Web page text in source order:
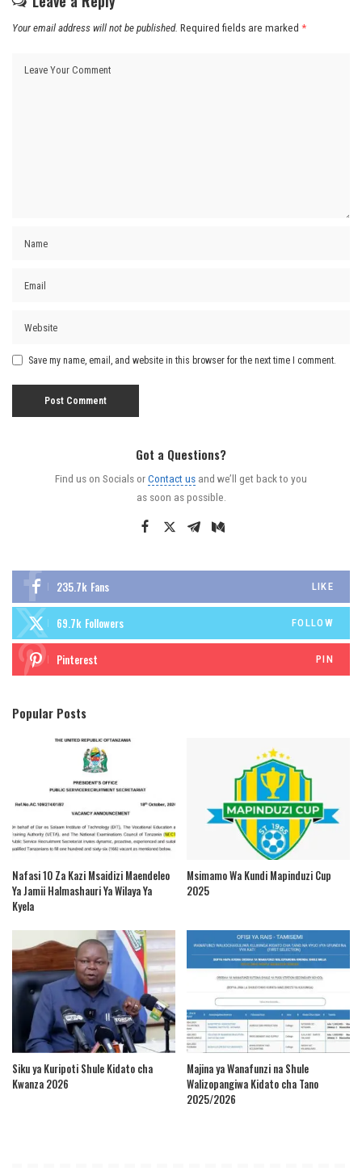
Your email address will not be published. Required fields are marked *
Save my name, email, and website in this browser for the next time I comment.
Got a Questions?
Find us on Socials orContact us and we’ll get back to you
as soon as possible.
235.7k Fans LIKE
69.7k Followers FOLLOW
Pinterest PIN
Popular Posts
Nafasi 10 Za Kazi Msaidizi Maendeleo
Ya Jamii Halmashauri Ya Wilaya Ya
Kyela
Msimamo Wa Kundi Mapinduzi Cup
2025
Siku ya Kuripoti Shule Kidato cha
Kwanza 2026
Majina ya Wanafunzi na Shule
Walizopangiwa Kidato cha Tano
2025/2026